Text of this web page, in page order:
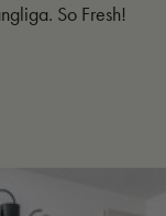
So Fresh!